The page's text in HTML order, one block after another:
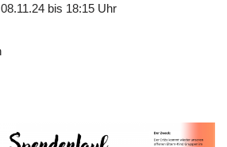
bis 18:15 Uhr